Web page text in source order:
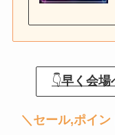
👇早く会場
＼ セール,ポイ